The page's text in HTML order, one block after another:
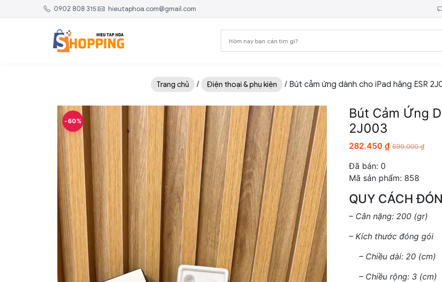
0902 808 315| hieutaphoa.com@gmail.com
Trang chủ / Điện thoại & phụ kiện / Bút cảm ứng dành cho iPad hãng ESR
-60%
Bút Cảm Ứng
2J003
282.450₫ 699.000₫
Đã bán: 0
Mã sản phẩm: 858
QUY CÁCH
– Cân nặng: 200 (gr)
– Kích thước đóng gói
– Chiều dài: 20 (cm)
– Chiều rộng: 3 (cm)